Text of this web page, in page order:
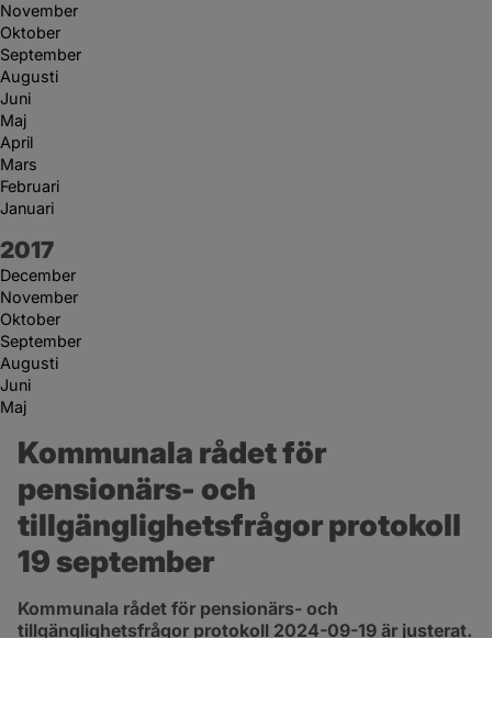
November
Oktober
September
Augusti
Juni
Maj
April
Mars
Februari
Januari
År:
2017
December
November
Oktober
September
Augusti
Juni
Maj
Kommunala rådet för
pensionärs- och
tillgänglighetsfrågor protokoll
19 september
Kommunala rådet för pensionärs- och
tillgänglighetsfrågor protokoll 2024-09-19 är justerat.